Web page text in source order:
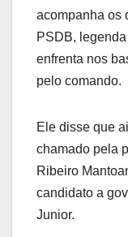
acompanha os
PSDB,
enfrenta nos
pelo comando.
Ele disse que
chamado pela
Ribeiro
candidato a
Junior.